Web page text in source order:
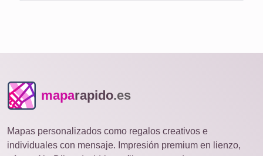
maparapido.es
Mapas personalizados como regalos creativos e
individuales con mensaje. Impresión premium en lienzo,